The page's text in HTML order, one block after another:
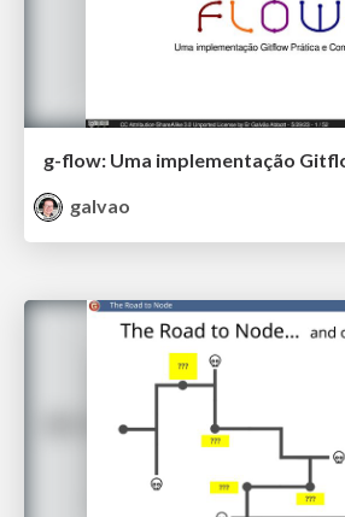
galvao